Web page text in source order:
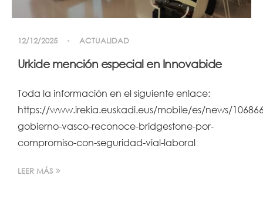
12/12/2025 ACTUALIDAD
Urkide mención especial en Innovabide
Toda la información en el siguiente enlace:
https://www.irekia.euskadi.eus/mobile/es/news/
gobierno-vasco-reconoce-bridgestone-por-
compromiso-con-seguridad-vial-laboral
LEER MÁS